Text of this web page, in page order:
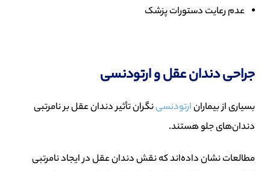
عدم رعایت دستورات پزشک
جراحی دندان عقل و ارتودنسی
بسیاری از بیمارانارتودنسینگران تأثیر دندان عقل بر نامرتبی
دندان‌های جلو هستند.
مطالعات نشان داده‌اند که نقش دندان عقل در ایجاد نامرتبی